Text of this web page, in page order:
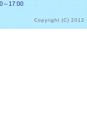
～17:00
Copyright (C) 2012